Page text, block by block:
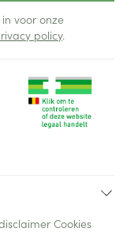
voor onze
policy.
Cookies